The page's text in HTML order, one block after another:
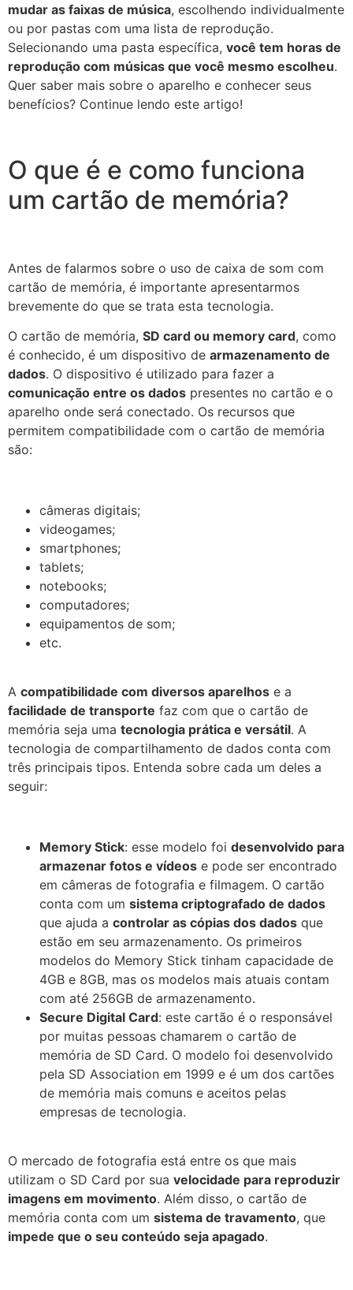
mudar as faixas de música, escolhendo individualmente
ou por pastas com uma lista de reprodução.
Selecionando uma pasta específica, você tem horas de
reprodução com músicas que você mesmo escolheu.
Quer saber mais sobre o aparelho e conhecer seus
benefícios? Continue lendo este artigo!
O que é e como funciona
um cartão de memória?
Antes de falarmos sobre o uso de caixa de som com
cartão de memória, é importante apresentarmos
brevemente do que se trata esta tecnologia.
O cartão de memória, SD card ou memory card, como
é conhecido, é um dispositivo de armazenamento de
dados. O dispositivo é utilizado para fazer a
comunicação entre os dados presentes no cartão e o
aparelho onde será conectado. Os recursos que
permitem compatibilidade com o cartão de memória
são:
câmeras digitais;
videogames;
smartphones;
tablets;
notebooks;
computadores;
equipamentos de som;
etc.
A compatibilidade com diversos aparelhos e a
facilidade de transporte faz com que o cartão de
memória seja uma tecnologia prática e versátil. A
tecnologia de compartilhamento de dados conta com
três principais tipos. Entenda sobre cada um deles a
seguir:
Memory Stick: esse modelo foi desenvolvido para
armazenar fotos e vídeos e pode ser encontrado
em câmeras de fotografia e filmagem. O cartão
conta com um sistema criptografado de dados
que ajuda a controlar as cópias dos dados que
estão em seu armazenamento. Os primeiros
modelos do Memory Stick tinham capacidade de
4GB e 8GB, mas os modelos mais atuais contam
com até 256GB de armazenamento.
Secure Digital Card: este cartão é o responsável
por muitas pessoas chamarem o cartão de
memória de SD Card. O modelo foi desenvolvido
pela SD Association em 1999 e é um dos cartões
de memória mais comuns e aceitos pelas
empresas de tecnologia.
O mercado de fotografia está entre os que mais
utilizam o SD Card por sua velocidade para reproduzir
imagens em movimento. Além disso, o cartão de
memória conta com um sistema de travamento, que
impede que o seu conteúdo seja apagado.